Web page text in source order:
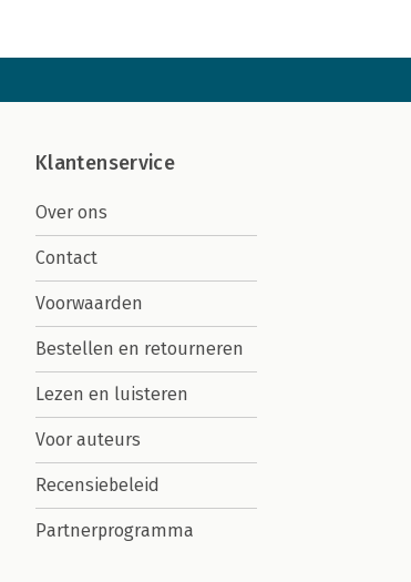
Klantenservice
Over ons
Contact
Voorwaarden
Bestellen en retourneren
Lezen en luisteren
Voor auteurs
Recensiebeleid
Partnerprogramma